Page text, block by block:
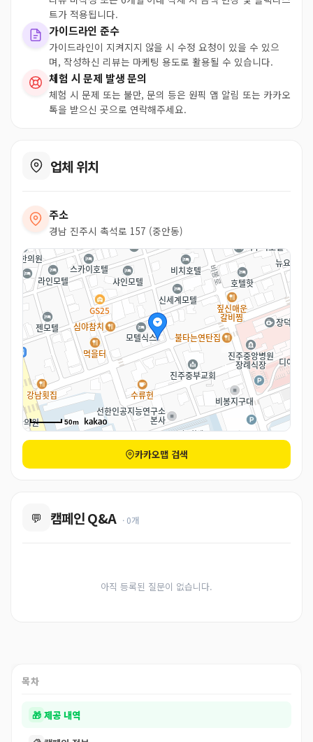
트가 적용됩니다.
가이드라인 준수
가이드라인이 지켜지지 않을 시 수정 요청이 있을 수 있으
며, 작성하신 리뷰는 마케팅 용도로 활용될 수 있습니다.
체험 시 문제 발생 문의
체험 시 문제 또는 불만, 문의 등은 원픽 앱 알림 또는 카카오
톡을 받으신 곳으로 연락해주세요.
업체 위치
주소
경남 진주시 촉석로 157 (중안동)
50m
카카오맵 검색
💬 캠페인 Q&A · 0개
아직 등록된 질문이 없습니다.
목차
🎁 제공 내역